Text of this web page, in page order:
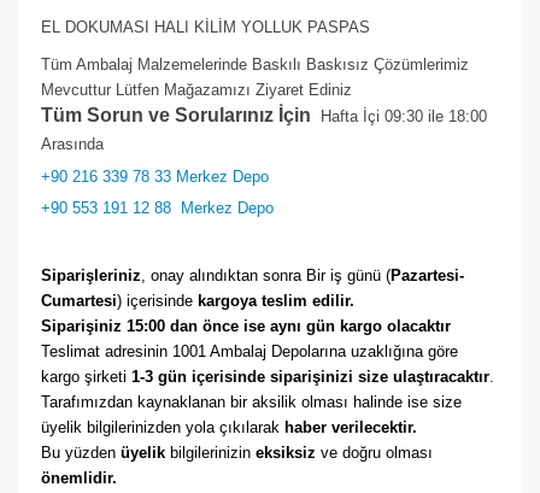
EL DOKUMASI HALI KİLİM YOLLUK PASPAS
Tüm Ambalaj Malzemelerinde Baskılı Baskısız Çözümlerimiz
Mevcuttur Lütfen Mağazamızı Ziyaret Ediniz
Tüm Sorun ve Sorularınız İçin Hafta İçi 09:30 ile 18:00
Arasında
+90 216 339 78 33 Merkez Depo
+90 553 191 12 88 Merkez Depo
Siparişleriniz , onay alındıktan sonra Bir iş günü (Pazartesi-
Cumartesi) içerisinde kargoya teslim edilir.
Siparişiniz 15:00 dan önce ise aynı gün kargo olacaktır
Teslimat adresinin 1001 Ambalaj Depolarına uzaklığına göre
kargo şirketi 1-3 gün içerisinde siparişinizi size ulaştıracaktır
Tarafımızdan kaynaklanan bir aksilik olması halinde ise size
üyelik bilgilerinizden yola çıkılarak haber verilecektir.
Bu yüzden üyelik bilgilerinizin eksiksiz
önemlidir.